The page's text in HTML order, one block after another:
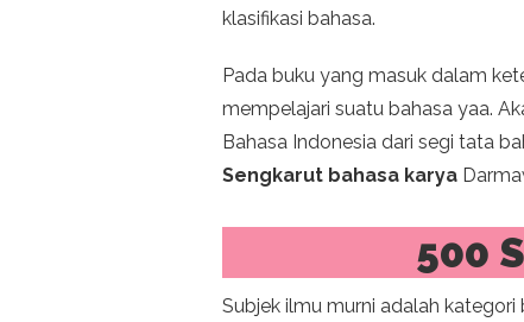
klasifikasi bahasa.
Pada buku yang masuk dalam
mempelajari suatu bahasa yaa.
Bahasa Indonesia dari segi tata
Sengkarut bahasa karya
500
Subjek ilmu murni adalah